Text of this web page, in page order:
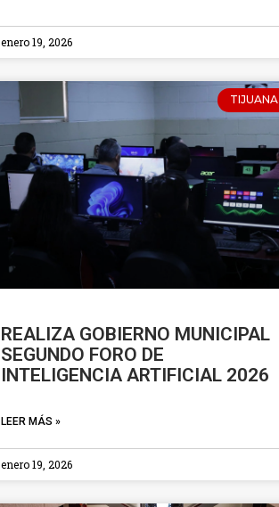
enero 19, 2026
TIJUANA
REALIZA GOBIERNO MUNICIPAL
SEGUNDO FORO DE
INTELIGENCIA ARTIFICIAL 2026
LEER MÁS »
enero 19, 2026